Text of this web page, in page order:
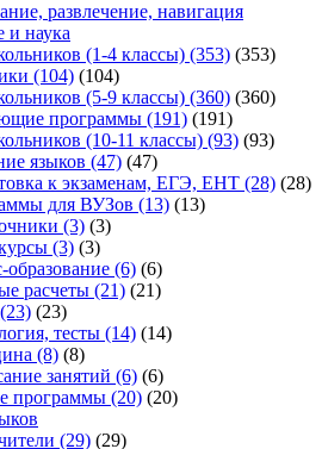
развлечение, навигация
и наука
(1-4 классы) (353) (353)
(104) (104)
(5-9 классы) (360) (360)
программы (191) (191)
(10-11 классы) (93) (93)
языков (47) (47)
к экзаменам, ЕГЭ, ЕНТ (28) (28)
для ВУЗов (13) (13)
(3) (3)
(3) (3)
образование (6) (6)
расчеты (21) (21)
(23) (23)
тесты (14) (14)
(8) (8)
занятий (6) (6)
программы (20) (20)
(29) (29)